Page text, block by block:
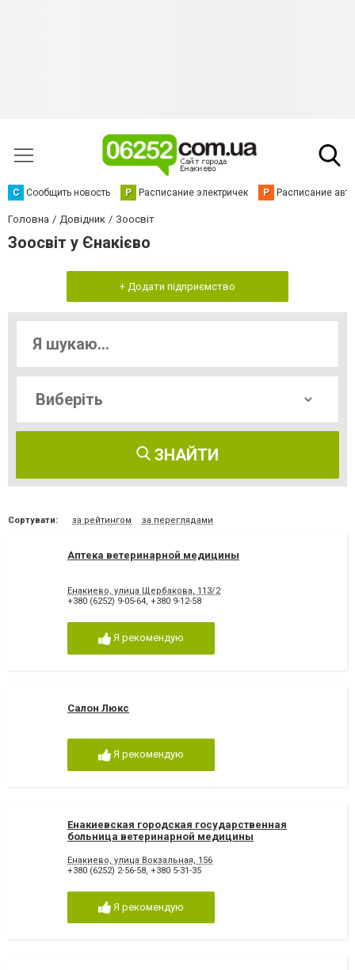
С Сообщить новость Р Расписание электричек Р Расписание
Головна Довідник Зоосвіт
Зоосвіт у Єнакієво
+ Додати підприємство
ЗНАЙТИ
Сортувати: за рейтингом за переглядами
Аптека ветеринарной медицины
Енакиево, улица Щербакова, 113/2
+380 (6252) 9-05-64, +380 9-12-58
Я рекомендую
Салон Люкс
Я рекомендую
Енакиевская городская государственная
больница ветеринарной медицины
Енакиево, улица Вокзальная, 156
+380 (6252) 2-56-58, +380 5-31-35
Я рекомендую